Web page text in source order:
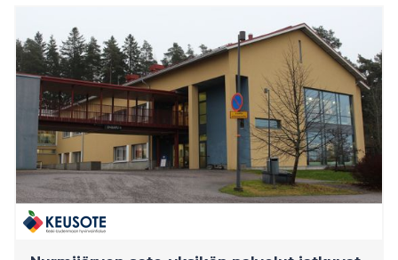
miestä eri paino- ja ikäluokista. Painavin vetoväline
kilpailussa oli ennätykselliset 33,5 tonnia painava, joka
on suurempi kuin mitä lajin dopingvalvonnan alaisissa
kilpailuissa on vedetty Suomessa!